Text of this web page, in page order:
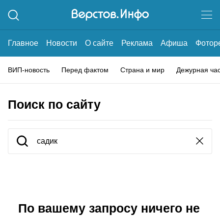
Главное Новости О сайте Реклама Афиша
ВИП-новость Перед фактом Страна и мир Дежурная
Поиск по сайту
По вашему запросу ничего не